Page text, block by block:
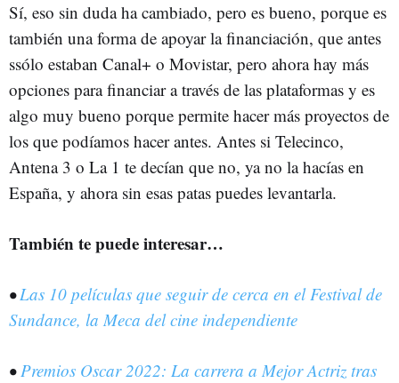
Sí, eso sin duda ha cambiado, pero es bueno, porque es
también una forma de apoyar la financiación, que antes
ssólo estaban Canal+ o Movistar, pero ahora hay más
opciones para financiar a través de las plataformas y es
algo muy bueno porque permite hacer más proyectos de
los que podíamos hacer antes. Antes si Telecinco,
Antena 3 o La 1 te decían que no, ya no la hacías en
España, y ahora sin esas patas puedes levantarla.
También te puede interesar…
•Las 10 películas que seguir de cerca en el Festival de
Sundance, la Meca del cine independiente
•Premios Oscar 2022: La carrera a Mejor Actriz tras